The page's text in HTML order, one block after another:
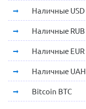
Наличные USD
Наличные RUB
Наличные EUR
Наличные UAH
Bitcoin BTC